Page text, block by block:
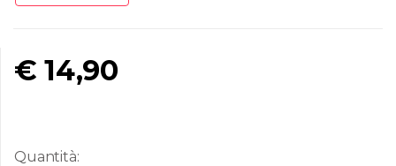
€14,90
Quantità: